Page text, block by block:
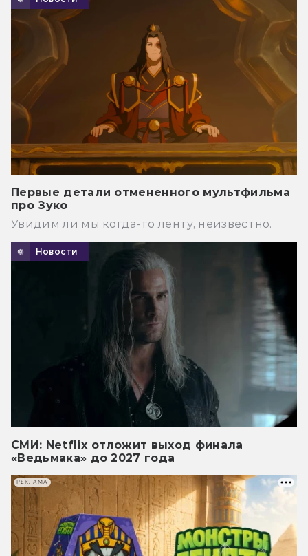
Первые детали отмененного мультфильма
про Зуко
Увидим ли мы когда-то ленту, неизвестно.
Новости
СМИ: Netflix отложит выход финала
«Ведьмака» до 2027 года
РЕКЛАМА